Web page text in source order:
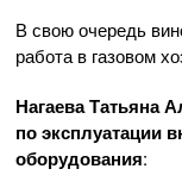
В свою очередь
работа в газовом
Нагаева Татьяна
по эксплуатации
оборудования: